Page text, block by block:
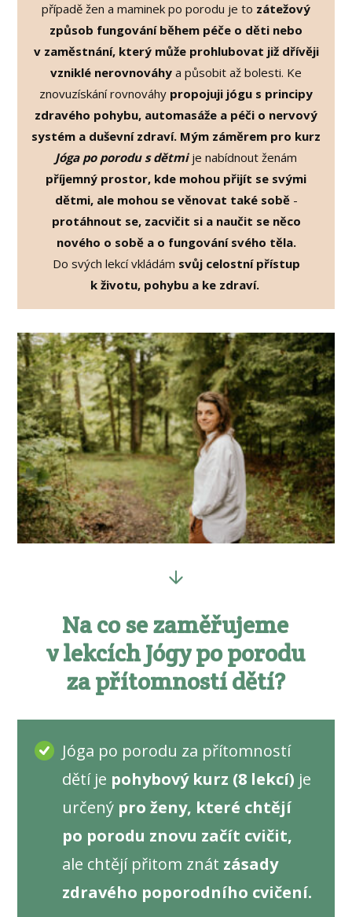
případě žen a maminek po porodu je to zátežový
způsob fungování během péče o děti nebo
v zaměstnání, který může prohlubovat již dřívěji
vzniklé nerovnováhy a působit až bolesti. Ke
znovuzískání rovnováhy propojuji jógu s principy
zdravého pohybu, automasáže a péči o nervový
systém a duševní zdraví. Mým záměrem pro kurz
Jóga po porodu s dětmije nabídnout ženám
příjemný prostor, kde mohou přijít se svými
dětmi, ale mohou se věnovat také sobě-
protáhnout se, zacvičit si a naučit se něco
nového o sobě a o fungování svého těla.
Do svých lekcí vkládám svůj celostní přístup
k životu, pohybu a ke zdraví.
Na co se zaměřujeme
v lekcích Jógy po porodu
za přítomností dětí?
Jóga po porodu za přítomností
dětí je pohybový kurz (8 lekcí) je
určený pro ženy, které chtějí
po porodu znovu začít cvičit,
ale chtějí přitom znát zásady
zdravého poporodního cvičení.